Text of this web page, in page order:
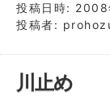
投稿日時: 2008
投稿者:
川止め